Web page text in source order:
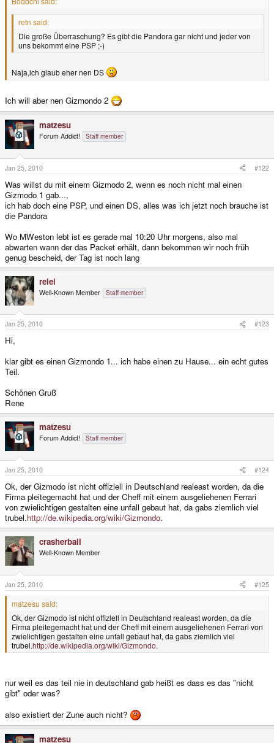
retn said:
Die große Überraschung? Es gibt die Pandora gar nicht und jeder von
uns bekommt eine PSP ;-)
Naja,ich glaub eher nen DS
Ich will aber nen Gizmondo 2
matzesu
Forum Addict! Staff member
Jan 25, 2010 #122
Was willst du mit einem Gizmodo 2, wenn es noch nicht mal einen
Gizmodo 1 gab...,
ich hab doch eine PSP, und einen DS, alles was ich jetzt noch brauche ist
die Pandora
Wo MWeston lebt ist es gerade mal 10:20 Uhr morgens, also mal
abwarten wann der das Packet erhält, dann bekommen wir noch früh
genug bescheid, der Tag ist noch lang
relei
Well-Known Member Staff member
Jan 25, 2010 #123
Hi,
klar gibt es einen Gizmondo 1... ich habe einen zu Hause... ein echt gutes
Teil.
Schönen Gruß
Rene
matzesu
Forum Addict! Staff member
Jan 25, 2010 #124
Ok, der Gizmodo ist nicht offizlell in Deutschland realeast worden, da die
Firma pleitegemacht hat und der Cheff mit einem ausgeliehenen Ferrari
von zwielichtigen gestalten eine unfall gebaut hat, da gabs ziemlich viel
trubel.http://de.wikipedia.org/wiki/Gizmondo.
crasherball
Well-Known Member
Jan 25, 2010 #125
matzesu said:
Ok, der Gizmodo ist nicht offizlell in Deutschland realeast worden, da die
Firma pleitegemacht hat und der Cheff mit einem ausgeliehenen Ferrari von
zwielichtigen gestalten eine unfall gebaut hat, da gabs ziemlich viel
trubel.http://de.wikipedia.org/wiki/Gizmondo.
nur weil es das teil nie in deutschland gab heißt es dass es das "nicht
gibt" oder was?
also existiert der Zune auch nicht?
matzesu